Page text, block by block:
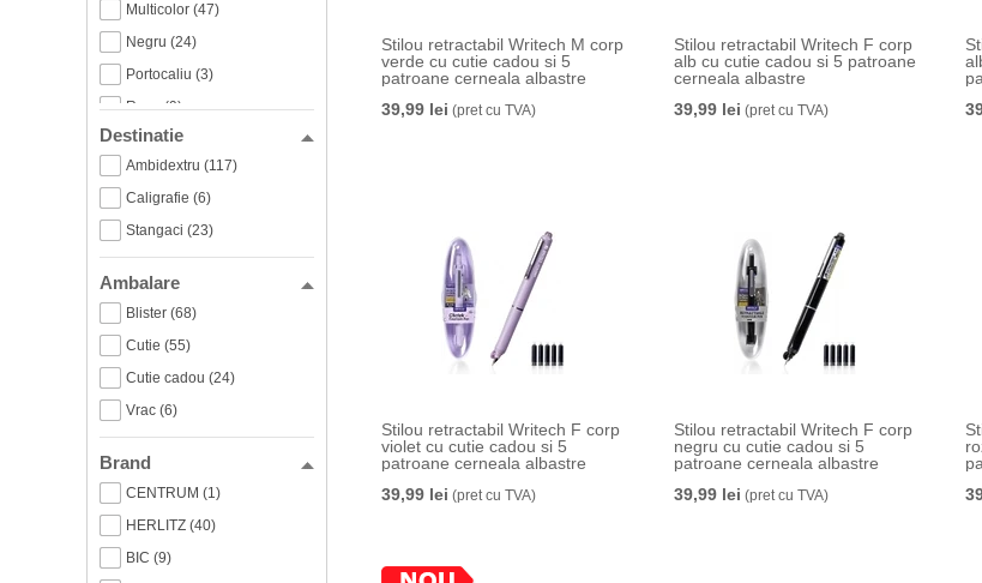
Multicolor (47)
Negru (24)
Portocaliu (3)
Rosu (9)
Roz (38)
Turcoaz (12)
Verde (26)
Destinatie
Ambidextru (117)
Caligrafie (6)
Stangaci (23)
Ambalare
Blister (68)
Cutie (55)
Cutie cadou (24)
Vrac (6)
Brand
CENTRUM (1)
HERLITZ (40)
BIC (9)
Stilou retractabil Writech M corp
verde cu cutie cadou si 5
patroane cerneala albastre
39,99 lei (pret cu TVA)
Stilou retractabil Writech F corp
alb cu cutie cadou si 5 patroane
cerneala albastre
39,99 lei (pret cu TVA)
Stilou retractabil Writech F corp
violet cu cutie cadou si 5
patroane cerneala albastre
39,99 lei (pret cu TVA)
Stilou retractabil Writech F corp
negru cu cutie cadou si 5
patroane cerneala albastre
39,99 lei (pret cu TVA)